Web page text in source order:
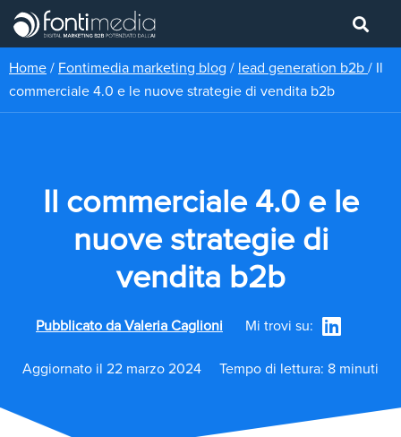
Home / Fontimedia marketing blog / lead generation b2b / Il
commerciale 4.0 e le nuove strategie di vendita b2b
Il commerciale 4.0 e le
nuove strategie di
vendita b2b
Pubblicato da Valeria Caglioni Mi trovi su:
Aggiornato il 22 marzo 2024 Tempo di lettura: 8 minuti